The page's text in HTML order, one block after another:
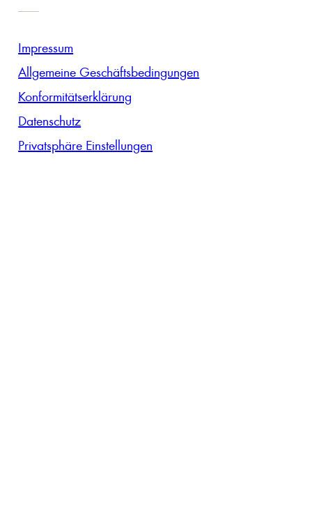
Impressum
Allgemeine Geschäftsbedingungen
Konformitätserklärung
Datenschutz
Privatsphäre Einstellungen